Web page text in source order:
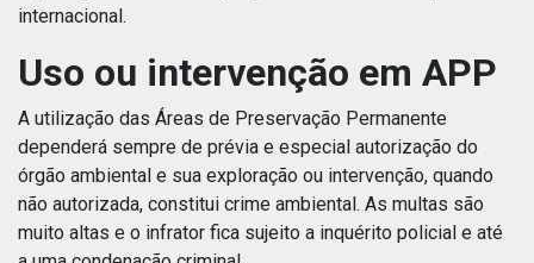
internacional.
Uso ou intervenção em APP
A utilização das Áreas de Preservação Permanente
dependerá sempre de prévia e especial autorização do
órgão ambiental e sua exploração ou intervenção, quando
não autorizada, constitui crime ambiental. As multas são
muito altas e o infrator fica sujeito a inquérito policial e até